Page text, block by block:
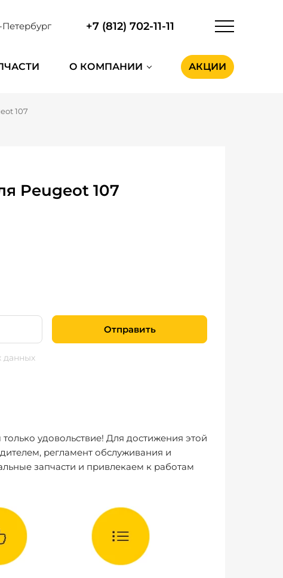
+7 (812) 702-11-11
О КОМПАНИИ АКЦИИ
107
Peugeot 107
Отправить
данных
удовольствие! Для достижения этой
регламент обслуживания и
запчасти и привлекаем к работам